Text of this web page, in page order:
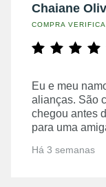
Chaiane
COMPRA
Eu e meu
alianças. São
chegou antes
para uma
Há 3 semanas